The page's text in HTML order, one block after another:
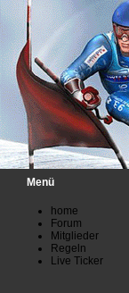
Menü
home
Forum
Mitglieder
Regeln
Live Ticker